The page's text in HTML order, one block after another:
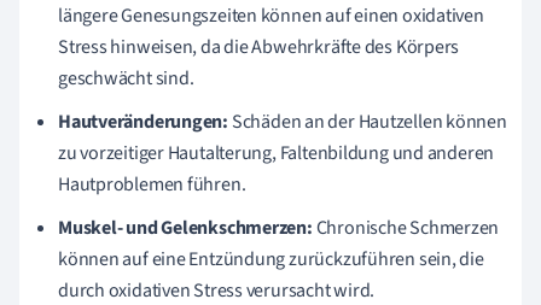
längere Genesungszeiten können auf einen oxidativen
Stress hinweisen, da die Abwehrkräfte des Körpers
geschwächt sind.
Hautveränderungen: Schäden an der Hautzellen können
zu vorzeitiger Hautalterung, Faltenbildung und anderen
Hautproblemen führen.
Muskel- und Gelenkschmerzen:Chronische Schmerzen
können auf eine Entzündung zurückzuführen sein, die
durch oxidativen Stress verursacht wird.